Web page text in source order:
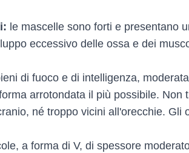
le mascelle sono forti e presentano
eccessivo delle ossa e dei
di fuoco e di intelligenza,
arrotondata il più possibile. Non
né troppo vicini all'orecchie. Gli
a forma di V, di spessore